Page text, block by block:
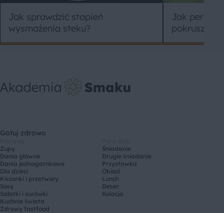
Jak sprawdzić stopień
wysmażenia steku?
Jak
pokruszyć
Gotuj zdrowo
Zupy
Dania główne
Dania jednogarnkowe
Dla dzieci
Kiszonki i przetwory
Sosy
Sałatki i surówki
Kuchnie świata
Zdrowy fastfood
Śniadanie
Drugie śniadanie
Przystawka
Obiad
Lunch
Deser
Kolacja